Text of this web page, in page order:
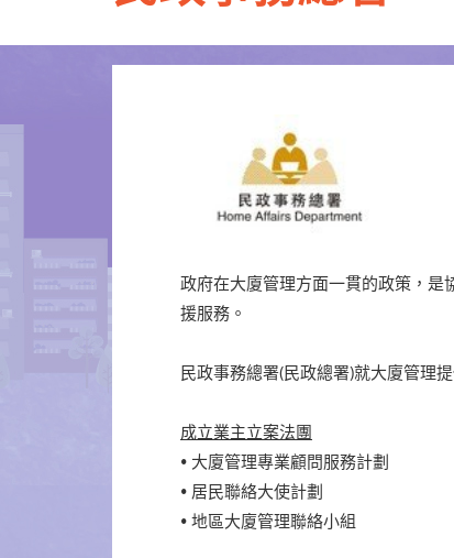
政府在大廈管理方面一貫的政策，是
援服務。
民政事務總署(民政總署)就大廈管理
成立業主立案法團
• 大廈管理專業顧問服務計劃
• 居民聯絡大使計劃
• 地區大廈管理聯絡小組